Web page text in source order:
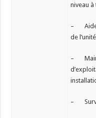
niveau
– Aider
de
–
–